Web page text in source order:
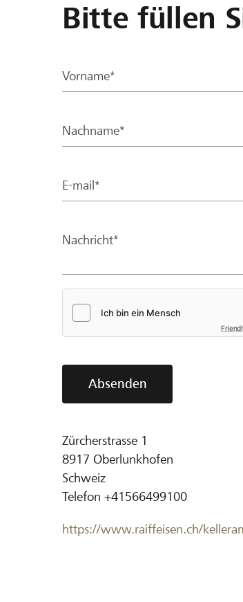
Bitte füllen
Vorname*
Nachname*
E-mail*
Nachricht*
Absenden
Zürcherstrasse 1
8917 Oberlunkhofen
Schweiz
Telefon +41566499100
https://www.raiffeisen.ch/